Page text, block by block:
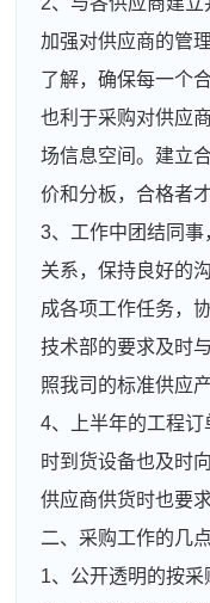
加强对供应商的管
了解，确保每一个
也利于采购对供应
场信息空间。建立
价和分板，合格者
3、工作中团结同
关系，保持良好的
成各项工作任务，
技术部的要求及时
照我司的标准供
4、上半年的工程
时到货设备也及时
供应商供货时也
二、采购工作的
1、公开透明的按